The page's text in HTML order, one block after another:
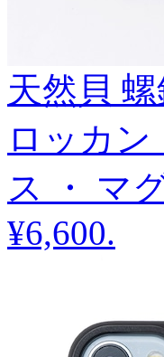
天然貝
ロッカ
ス ・ マ
¥6,600.